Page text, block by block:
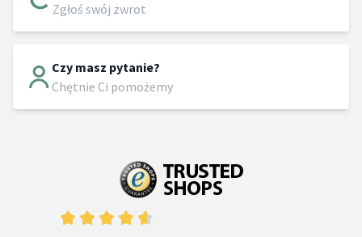
Zgłoś swój zwrot
Czy masz pytanie?
Chętnie Ci pomożemy